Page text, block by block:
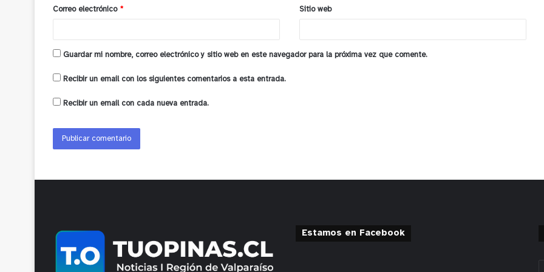
*
Correo electrónico * Sitio web
Guardar mi nombre, correo electrónico y sitio web en este navegador para la próxima vez que comente.
Recibir un email con los siguientes comentarios a esta entrada.
Recibir un email con cada nueva entrada.
Estamos en Facebook